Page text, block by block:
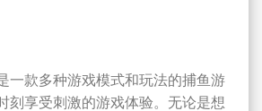
一款多种游戏模式和玩法的捕鱼游
刻享受刺激的游戏体验。无论是想